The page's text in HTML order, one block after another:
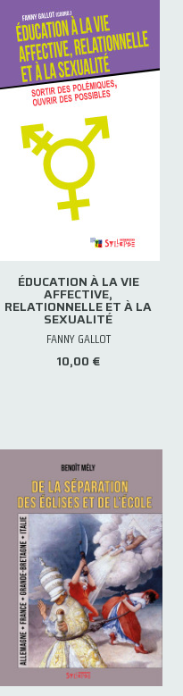
ÉDUCATION À LA VIE
AFFECTIVE,
RELATIONNELLE ET À LA
SEXUALITÉ
FANNY GALLOT
10,00 €